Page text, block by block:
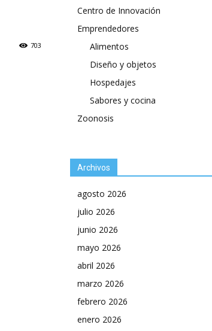
703
Centro de Innovación
Emprendedores
Alimentos
Diseño y objetos
Hospedajes
Sabores y cocina
Zoonosis
Archivos
agosto 2026
julio 2026
junio 2026
mayo 2026
abril 2026
marzo 2026
febrero 2026
enero 2026